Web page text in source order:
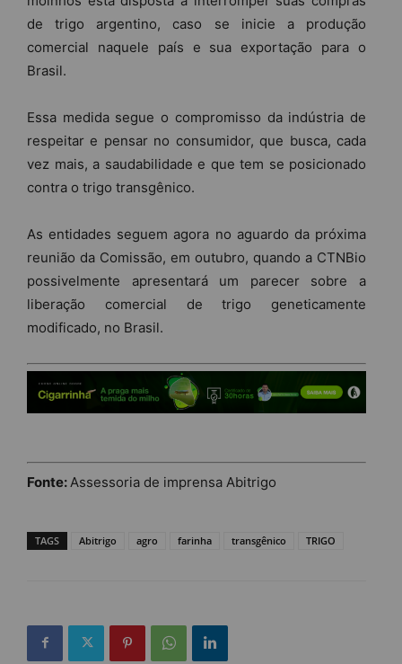
de trigo argentino, caso se inicie a produção
comercial naquele país e sua exportação para o
Brasil.
Essa medida segue o compromisso da indústria de
respeitar e pensar no consumidor, que busca, cada
vez mais, a saudabilidade e que tem se posicionado
contra o trigo transgênico.
As entidades seguem agora no aguardo da próxima
reunião da Comissão, em outubro, quando a CTNBio
possivelmente apresentará um parecer sobre a
liberação comercial de trigo geneticamente
modificado, no Brasil.
Fonte:Assessoria de imprensa Abitrigo
TAGS Abitrigo agro farinha transgênico TRIGO